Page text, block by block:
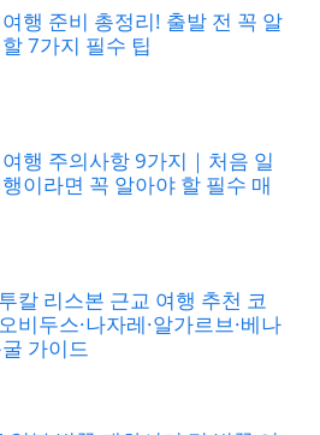
행 준비 총정리! 출발 전 꼭 알
7가지 필수 팁
행 주의사항 9가지｜처음 일
이라면 꼭 알아야 할 필수 매
칼 리스본 근교 여행 추천 코
비두스·나자레·알가르브·베나
가이드